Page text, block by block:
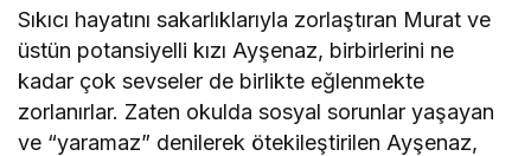
Sıkıcı hayatını sakarlıklarıyla zorlaştıran Murat ve
üstün potansiyelli kızı Ayşenaz, birbirlerini ne
kadar çok sevseler de birlikte eğlenmekte
zorlanırlar. Zaten okulda sosyal sorunlar yaşayan
ve “yaramaz” denilerek ötekileştirilen Ayşenaz,